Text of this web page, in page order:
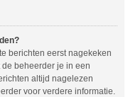
berichten eerst nagekeken
beheerder je in een
altijd nagelezen
voor verdere informatie.